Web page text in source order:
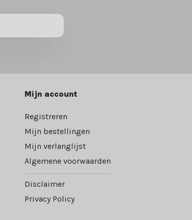
Mijn account
Registreren
Mijn bestellingen
Mijn verlanglijst
Algemene voorwaarden
Disclaimer
Privacy Policy